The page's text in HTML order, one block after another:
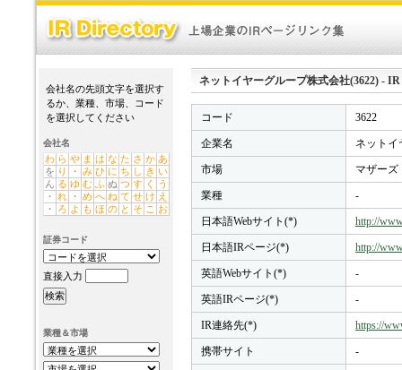
会社名の先頭文字を選択す
るか、業種、市場、コード
を選択してください
会社名
わ ら や ま は な た さ か あ
を り ・ み ひ に ち し き い
ん る ゆ む ふ ぬ つ す く
う
・ れ ・ め へ ね て せ け え
・
ろ よ も ほ の と そ こ お
証券コード
直接入力
業種＆市場
ネットイヤーグループ株式会社(3622) -
コード 3622
企業名 ネットイ
市場 マザーズ
業種 -
日本語Webサイト(*) http://
日本語IRページ(*) http://
英語Webサイト(*) -
英語IRページ(*) -
IR連絡先(*) https://
携帯サイト -